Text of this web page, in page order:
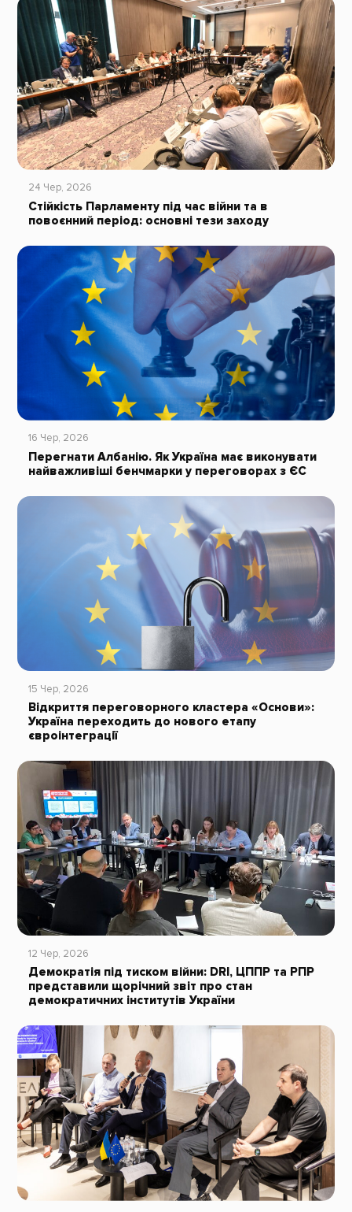
24 Чер, 2026
Стійкість Парламенту під час війни та в
повоєнний період: основні тези заходу
16 Чер, 2026
Перегнати Албанію. Як Україна має виконувати
найважливіші бенчмарки у переговорах з ЄС
15 Чер, 2026
Відкриття переговорного кластера «Основи»:
Україна переходить до нового етапу
євроінтеграції
12 Чер, 2026
Демократія під тиском війни: DRI, ЦППР та РПР
представили щорічний звіт про стан
демократичних інститутів України